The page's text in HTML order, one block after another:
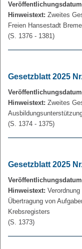
Hinweistext: Zweites
Freien Hansestadt
(S. 1376 - 1381)
Gesetzblatt 2025
Hinweistext: Zweites
(S. 1374 - 1375)
Gesetzblatt 2025
Hinweistext:
Übertragung von
Krebsregisters
(S. 1373)